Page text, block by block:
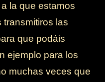
la que estamos
las
que podáis
ejemplo para los
muchas veces que